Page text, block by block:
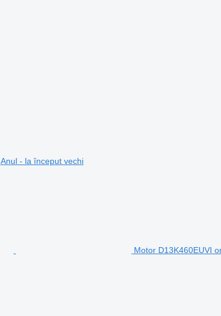
Anul - la început vechi
Motor D13K460EUVI